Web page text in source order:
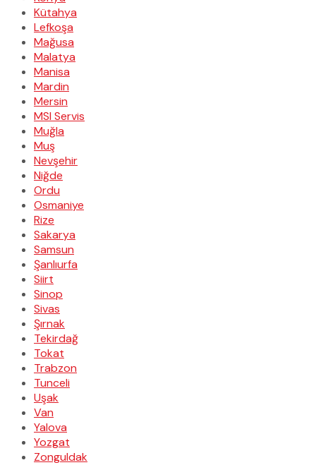
Kütahya
Lefkoşa
Mağusa
Malatya
Manisa
Mardin
Mersin
MSI Servis
Muğla
Muş
Nevşehir
Niğde
Ordu
Osmaniye
Rize
Sakarya
Samsun
Şanlıurfa
Siirt
Sinop
Sivas
Şırnak
Tekirdağ
Tokat
Trabzon
Tunceli
Uşak
Van
Yalova
Yozgat
Zonguldak